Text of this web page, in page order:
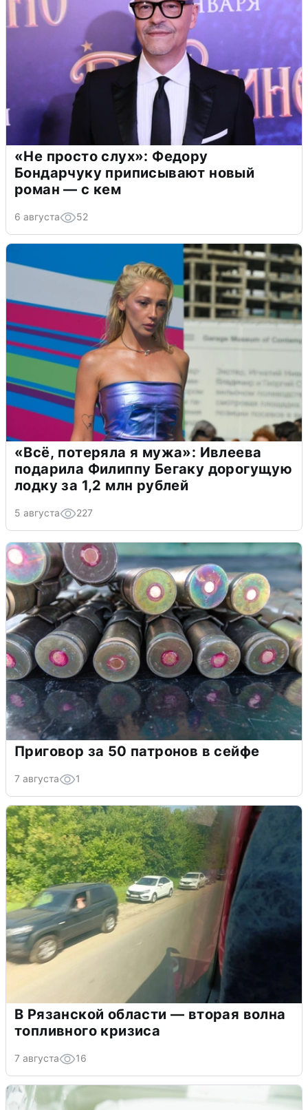
«Не просто слух»: Федору
Бондарчуку приписывают новый
роман — с кем
6 августа 52
«Всё, потеряла я мужа»: Ивлеева
подарила Филиппу Бегаку дорогущую
лодку за 1,2 млн рублей
5 августа 227
Приговор за 50 патронов в сейфе
7 августа 1
В Рязанской области — вторая волна
топливного кризиса
7 августа 16